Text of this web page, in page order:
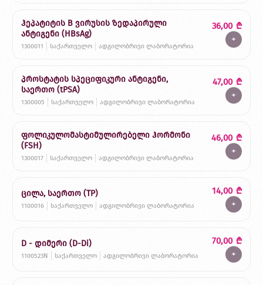
ჰეპატიტის B ვირუსის ზედაპირული
ანტიგენი (HBsAg)
1300011 საქართველო ადგილობრივი ლაბორატორია
36,00 ₾
+
პროსტატის სპეციფიკური ანტიგენი,
საერთო (tPSA)
1300005 საქართველო ადგილობრივი ლაბორატორია
47,00 ₾
+
ფოლიკულომასტიმულირებელი ჰორმონი
(FSH)
1300017 საქართველო ადგილობრივი ლაბორატორია
46,00 ₾
+
ცილა, საერთო (TP)
1100016 საქართველო ადგილობრივი ლაბორატორია
14,00 ₾
+
D - დიმერი (D-Di)
1100523N საქართველო ადგილობრივი ლაბორატორია
70,00 ₾
+